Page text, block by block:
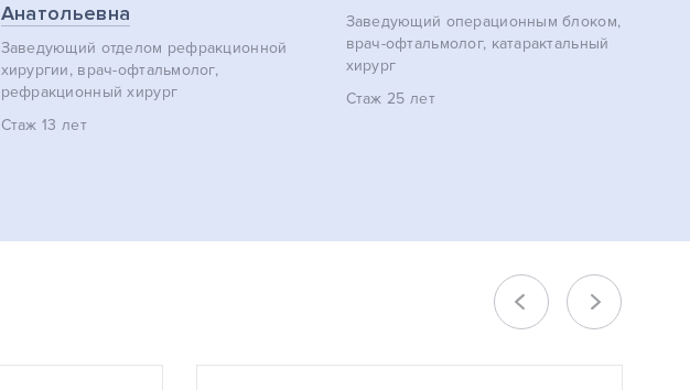
Анатольевна
Заведующий отделом рефракционной
хирургии, врач-офтальмолог,
рефракционный хирург
Стаж 13 лет
Заведующий операционным блоком,
врач-офтальмолог, катарактальный
хирург
Стаж 25 лет